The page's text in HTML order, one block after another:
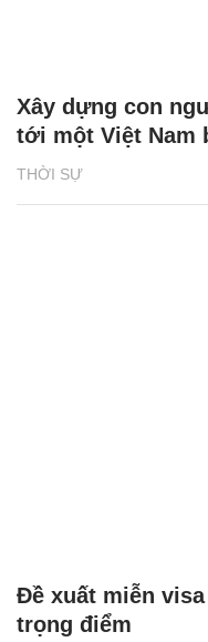
THỜI SỰ
Xây dựng con
tới một Việt Nam
Đề xuất miễn
trọng điểm